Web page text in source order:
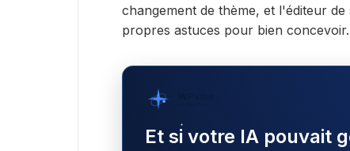
changement de thème, et l'éditeur
propres astuces pour bien concevoir.
Et si votre IA pouvait